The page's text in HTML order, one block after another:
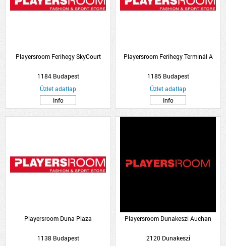
Playersroom Ferihegy SkyCourt
1184 Budapest
Üzlet adatlap
Info
Playersroom Ferihegy Terminál A
1185 Budapest
Üzlet adatlap
Info
Playersroom Duna Plaza
1138 Budapest
Playersroom Dunakeszi Auchan
2120 Dunakeszi